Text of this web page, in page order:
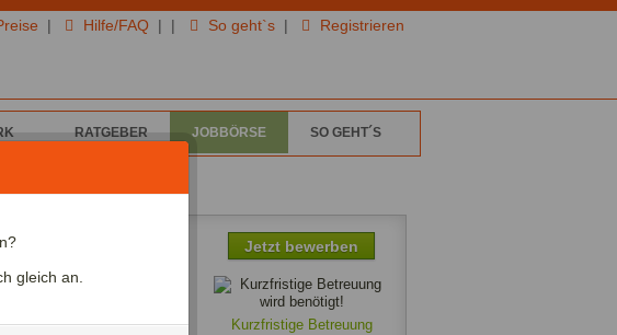
| Hilfe/FAQ | | So geht`s | Registrieren
SO GEHT´S
JOBBÖRSE
RATGEBER
gesucht
30 - 60 Jahre
Jetzt bewerben
Kurzfristige Betreuung
gleich an.